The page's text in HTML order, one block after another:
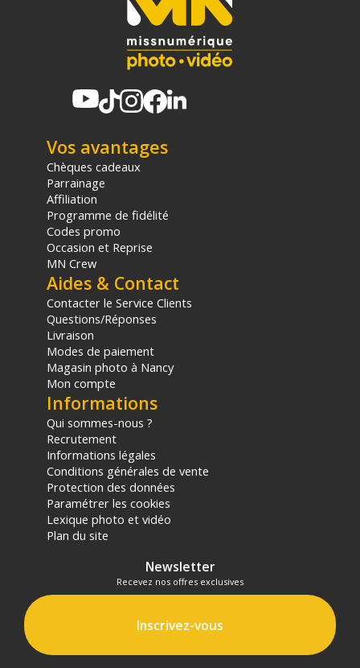
Code EAN Insta360 filtre Black Mist pour Luna Ultra -
Accessoires caméra sport - Achat et Prix :6942590200658
(1) Nombre de points Fidélité estimés, hors remises au panier, basé
sur le prix TTC en €, les points seront effectivement calculés dans le
Vos avantages
Chèques cadeaux
Parrainage
Affiliation
Programme de fidélité
Codes promo
Occasion et Reprise
MN Crew
Aides & Contact
Contacter le Service Clients
Questions/Réponses
Livraison
Modes de paiement
Magasin photo à Nancy
Mon compte
Informations
Qui sommes-nous ?
Recrutement
Informations légales
Conditions générales de vente
Protection des données
Paramétrer les cookies
Lexique photo et vidéo
Plan du site
Newsletter
Recevez nos offres exclusives
Inscrivez-vous